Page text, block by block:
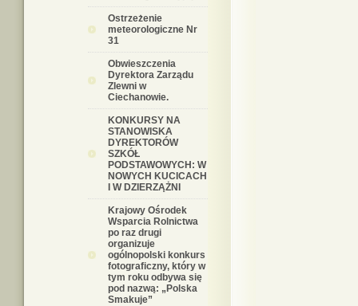
Ostrzeżenie
meteorologiczne Nr
31
Obwieszczenia
Dyrektora Zarządu
Zlewni w
Ciechanowie.
KONKURSY NA
STANOWISKA
DYREKTORÓW
SZKÓŁ
PODSTAWOWYCH: W
NOWYCH KUCICACH
I W DZIERZĄŻNI
Krajowy Ośrodek
Wsparcia Rolnictwa
po raz drugi
organizuje
ogólnopolski konkurs
fotograficzny, który w
tym roku odbywa się
pod nazwą: „Polska
Smakuje”